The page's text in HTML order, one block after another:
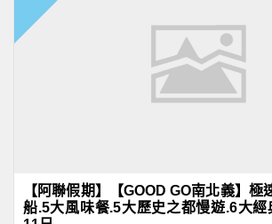
【阿聯假期】【GOOD GO南北義】極
船.5大風味餐.5大歷史之都慢遊.6大